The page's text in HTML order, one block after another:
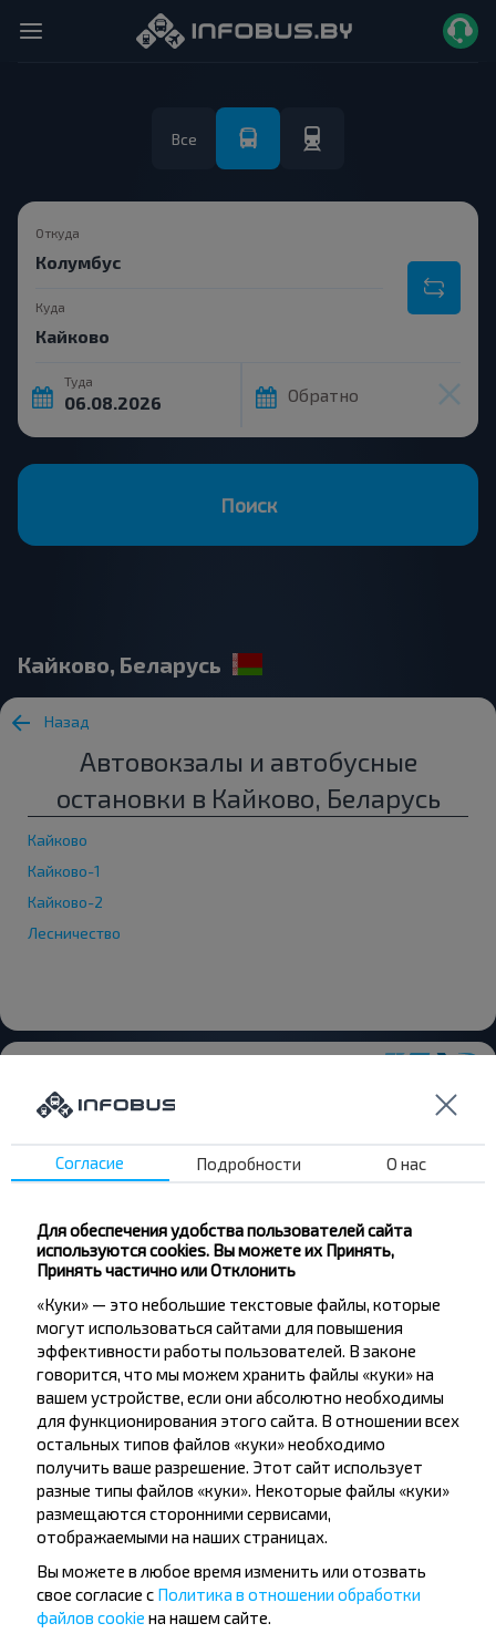
Все
Откуда
Куда
Туда
Обратно
Поиск
Кайково, Беларусь
Назад
Автовокзалы и автобусные
остановки в Кайково, Беларусь
Кайково
Кайково-1
Кайково-2
Лесничество
Хотите
дешевле?
другие интересные предложения INFOBUS.
Подпишись на получение новостей и
путешествуй с нами дешевле!
Подписаться
Согласие Подробности О нас
Для обеспечения удобства пользователей сайта
используются cookies. Вы можете их Принять,
Принять частично или Отклонить
«Куки» — это небольшие текстовые файлы, которые
могут использоваться сайтами для повышения
эффективности работы пользователей. В законе
говорится, что мы можем хранить файлы «куки» на
вашем устройстве, если они абсолютно необходимы
для функционирования этого сайта. В отношении всех
остальных типов файлов «куки» необходимо
получить ваше разрешение. Этот сайт использует
разные типы файлов «куки». Некоторые файлы «куки»
размещаются сторонними сервисами,
отображаемыми на наших страницах.
Вы можете в любое время изменить или отозвать
свое согласие с Политика в отношении обработки
файлов cookie на нашем сайте.